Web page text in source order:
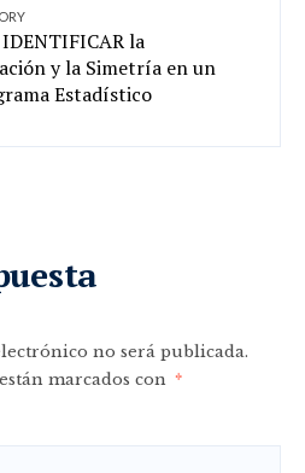
la
y la Simetría en un
Estadístico
no será publicada.
marcados con *